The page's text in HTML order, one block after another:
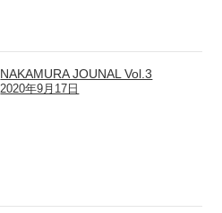
NAKAMURA JOUNAL Vol.3
2020年9月17日